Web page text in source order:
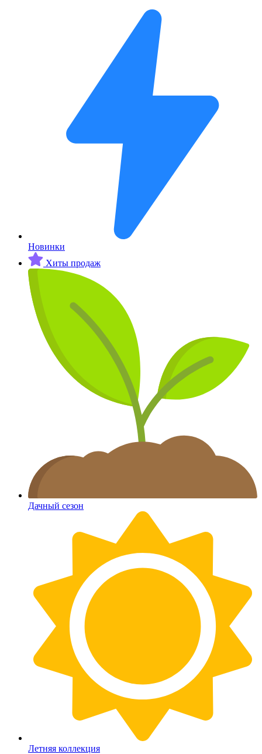
Новинки
Хиты продаж
Дачный сезон
Летняя коллекция